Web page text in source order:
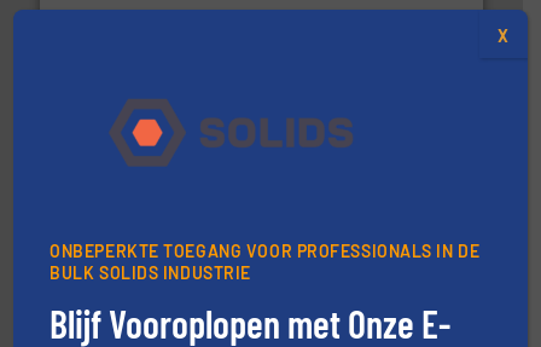
Robbe Industries nv
HETHON is wereldwijd specialist in poeder- en
vloeistofdosering, met name bij lastig te verwerken
materialen.Meer info ➜
ONBEPERKTE TOEGANG VOOR PROFESSIONALS IN DE
BULK SOLIDS INDUSTRIE
Blijf Vooroplopen met Onze E-
X